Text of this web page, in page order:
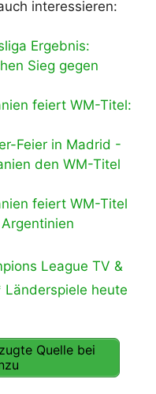
interessieren:
Ergebnis:
Sieg gegen
feiert WM-Titel:
Feier in Madrid -
den WM-Titel
feiert WM-Titel
League TV &
Länderspiele heute
Quelle bei